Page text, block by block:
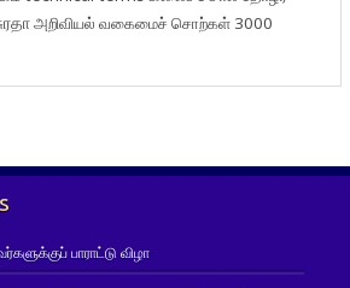
அறிவியல் வகைமைச் சொற்கள் 3000
பாராட்டு விழா